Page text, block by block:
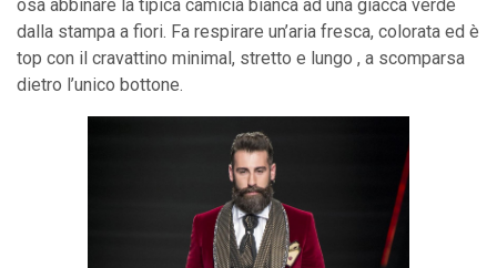
osa abbinare la tipica camicia bianca ad una giacca verde
dalla stampa a fiori. Fa respirare un’aria fresca, colorata ed è
top con il cravattino minimal, stretto e lungo , a scomparsa
dietro l’unico bottone.